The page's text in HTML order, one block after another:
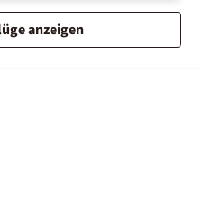
anzeigen